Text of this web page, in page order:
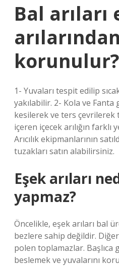
Bal arıları
korunulur?
1- Yuvaları tespit edilip
yakılabilir. 2- Kola ve Fanta
kesilerek ve ters çevrilerek
içeren içecek arılığın
Arıcılık ekipmanlarının
tuzakları satın alabilirsiniz.
Eşek arıları
yapmaz?
Öncelikle, eşek arıları bal
bezlere sahip değildir.
polen toplamazlar. Başlıca
beslemek ve yuvalarını